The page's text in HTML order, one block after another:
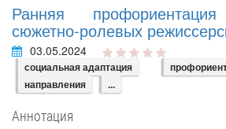
Ранняя
сюжетно-ролевых
03.05.2024
социальная адаптация
направления
...
Аннотация